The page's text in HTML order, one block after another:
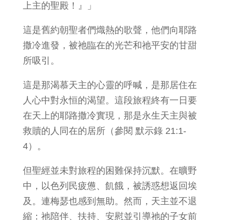
上主的聖殿！』」
這是舊約朝聖者們熾熱的歌聲，他們向耶路
撒冷進發，被祂臨在的光芒和祂平安的甘甜
所吸引。
這是那渴慕天主的心靈的呼喊，是那居住在
人心中對永恒的渴望。這段旅程終有一日要
在天上的耶路撒冷實現，那是永生天主與被
救贖的人同在的居所（參閱 默示錄 21:1-
4）。
但聖經並未對旅程的困難保持沉默。在曠野
中，以色列民疲憊、飢餓，被誘惑想返回埃
及。連梅瑟也感到無助。然而，天主並不退
縮：祂陪伴、扶持、安慰並引導祂的子女前